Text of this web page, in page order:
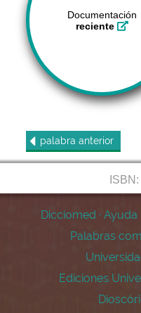
Documentación
reciente
palabra anterior
Dicciomed · Ayuda
Palabras
Ediciones